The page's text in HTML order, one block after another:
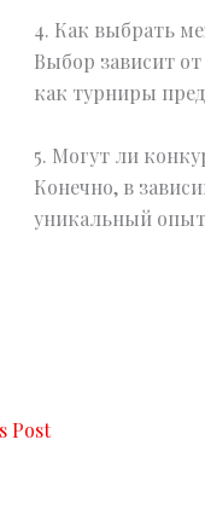
4. Как выбрать
Выбор зависит
как турниры
5. Могут ли
Конечно, в
уникальный
Post